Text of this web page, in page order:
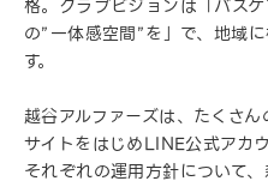
格。クラブビジョンは「バス
の”一体感空間”を」で、地域
す。
越谷アルファーズは、たくさ
サイトをはじめLINE公式アカ
それぞれの運用方針について、